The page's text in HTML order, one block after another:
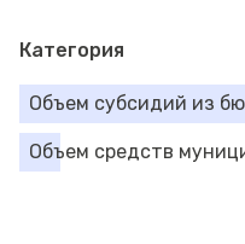
Категория
Объем субсидий из
Объем средств